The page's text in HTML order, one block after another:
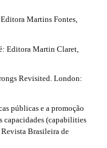
Martins Fontes,
Editora Martin Claret,
Revisited. London:
públicas e a promoção
capacidades (capabilities
Brasileira de